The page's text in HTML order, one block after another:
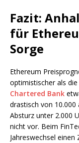
Fazit:
für
Sorge
Ethereum
optimistischer als
Chartered Bank
drastisch von 10.000
Absturz unter 2.000
nicht vor. Beim
Jahreswechsel